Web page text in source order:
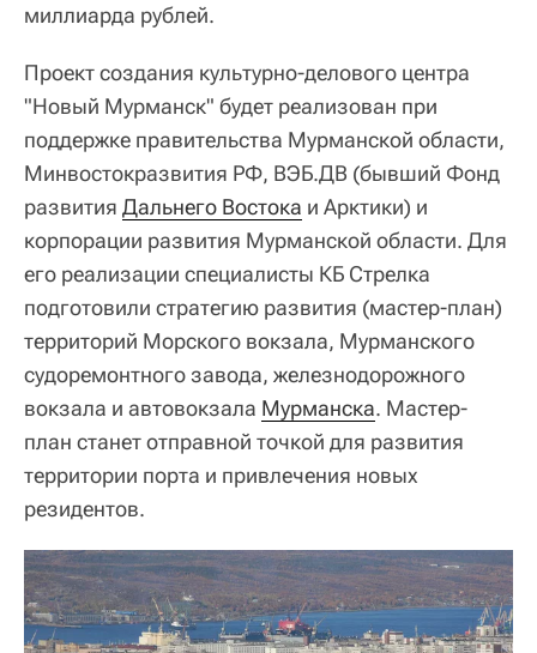
миллиарда рублей.
Проект создания культурно-делового центра
"Новый Мурманск" будет реализован при
поддержке правительства Мурманской области,
Минвостокразвития РФ, ВЭБ.ДВ (бывший Фонд
развития Дальнего Востока и Арктики) и
корпорации развития Мурманской области. Для
его реализации специалисты КБ Стрелка
подготовили стратегию развития (мастер-план)
территорий Морского вокзала, Мурманского
судоремонтного завода, железнодорожного
вокзала и автовокзала Мурманска. Мастер-
план станет отправной точкой для развития
территории порта и привлечения новых
резидентов.